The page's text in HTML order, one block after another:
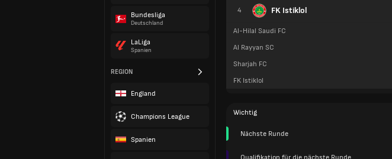
Bundesliga
Deutschland
LaLiga
Spanien
REGION
England
Champions League
Spanien
4 FK Istiklol
Al-Hilal Saudi FC
Al Rayyan SC
Sharjah FC
FK Istiklol
Wichtig
Nächste Runde